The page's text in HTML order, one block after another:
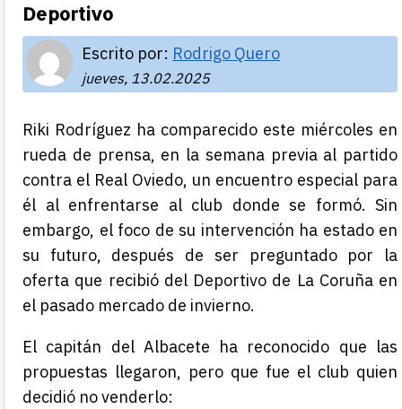
Deportivo
Escrito por: Rodrigo Quero
jueves, 13.02.2025
Riki Rodríguez ha comparecido este miércoles en
rueda de prensa, en la semana previa al partido
contra el Real Oviedo, un encuentro especial para
él al enfrentarse al club donde se formó. Sin
embargo, el foco de su intervención ha estado en
su futuro, después de ser preguntado por la
oferta que recibió del Deportivo de La Coruña en
el pasado mercado de invierno.
El capitán del Albacete ha reconocido que las
propuestas llegaron, pero que fue el club quien
decidió no venderlo: